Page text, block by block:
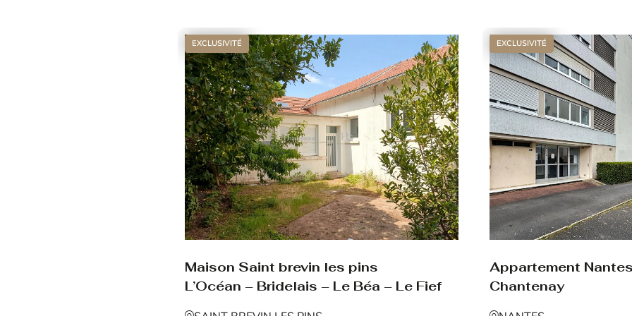
EXCLUSIVITÉ
Maison Saint brevin les pins
L’Océan – Bridelais – Le Béa – Le Fief
EXCLUSIVITÉ
Appartement
Chantenay